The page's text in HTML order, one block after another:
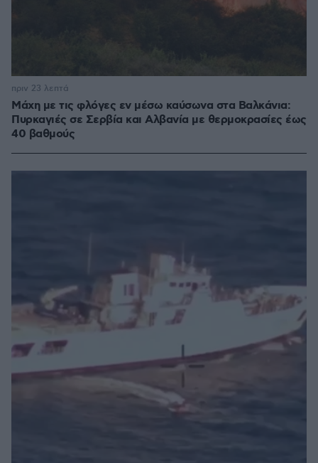
Μάχη με τις φλόγες εν μέσω καύσωνα στα Βαλκάνια:
Πυρκαγιές σε Σερβία και Αλβανία με θερμοκρασίες έως
40 βαθμούς
πριν 23 λεπτά